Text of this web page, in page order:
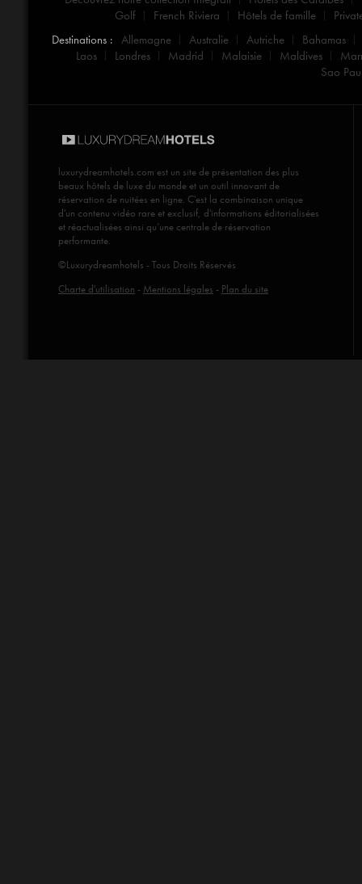
Golf
French Riviera Hôtels de famille
Destinations : Allemagne Australie Autriche
Bahamas
Laos
Londres Madrid Malaisie Maldives
Sao
luxurydreamhotels.com est un site de présentation des plus
beaux hôtels de luxe du monde et un outil innovant de
réservation de nuitées en ligne. C'est la combinaison unique
d'un contenu vidéo rare et exclusif, d'informations éditorialisées
et réactualisées ainsi qu’une centrale de réservation
performante.
©Luxurydreamhotels - Tous Droits Réservés
Charte d'utilisation - Mentions légales - Plan du site